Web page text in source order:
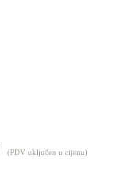
(PDV uključen u cijenu)